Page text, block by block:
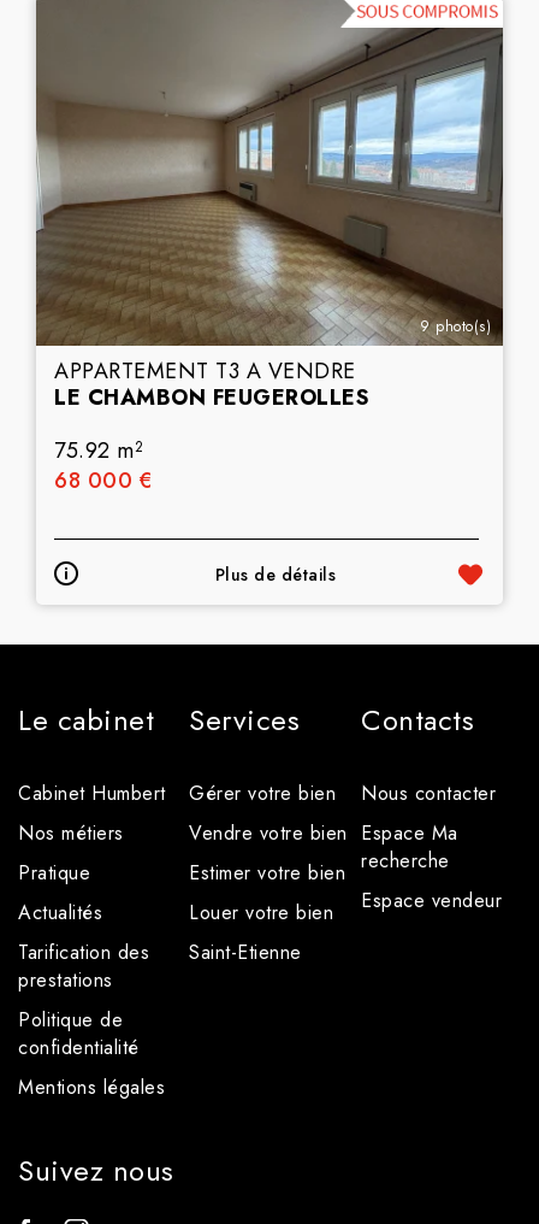
9 photo(s)
APPARTEMENT T3 A VENDRE
LE CHAMBON FEUGEROLLES
75.92 m2
68 000 €
Plus de détails
Le cabinet
Cabinet Humbert
Nos métiers
Pratique
Actualités
Tarification des
prestations
Politique de
confidentialité
Mentions légales
Services
Gérer votre bien
Vendre votre bien
Estimer votre bien
Louer votre bien
Saint-Etienne
Contacts
Nous contacter
Espace Ma
recherche
Espace vendeur
Suivez nous